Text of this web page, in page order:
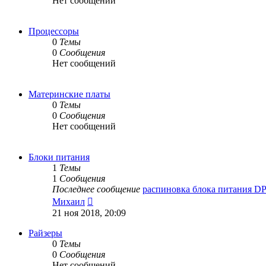
Процессоры
0 Темы
0 Сообщения
Нет сообщений
Материнские платы
0 Темы
0 Сообщения
Нет сообщений
Блоки питания
1 Темы
1 Сообщения
Последнее сообщение распиновка блока питания
Михаил
к
последнему
21 ноя 2018, 20:09
Райзеры
0 Темы
0 Сообщения